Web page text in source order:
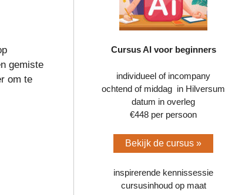
gemiste
om te
Cursus AI voor beginners
individueel of incompany
ochtend of middag in Hilversum
datum in overleg
€448 per persoon
Bekijk de cursus »
inspirerende kennissessie
cursusinhoud op maat